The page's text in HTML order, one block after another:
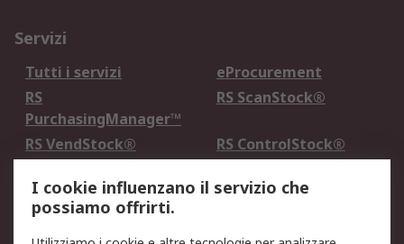
Servizi
Tutti i servizi
eProcurement
RS
PurchasingManager™
RS ScanStock®
RS VendStock®
RS ControlStock®
Legale
I cookie influenzano il servizio che
possiamo offrirti.